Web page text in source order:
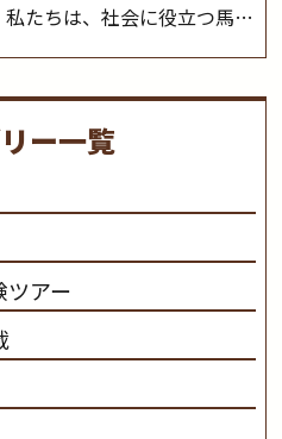
たちは、社会に役立つ馬を
人々に癒しとなる環境を守
ちは、馬の品種と血統にこ
馬の質の向上を目指し、生
産･育成･調教を一貫して行います。カナディアンキャ
情報はこちら
ー一覧
ツアー